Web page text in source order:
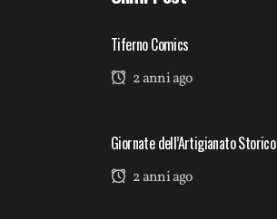
Tiferno Comics
2 anni ago
Giornate dell’Artigianato Storico
2 anni ago